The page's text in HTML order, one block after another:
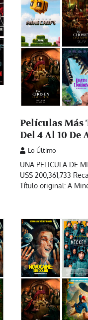
Películas Más
Del 4 Al 10 De
Lo Último
UNA PELICULA DE
US$ 200,361,733
Título original: A